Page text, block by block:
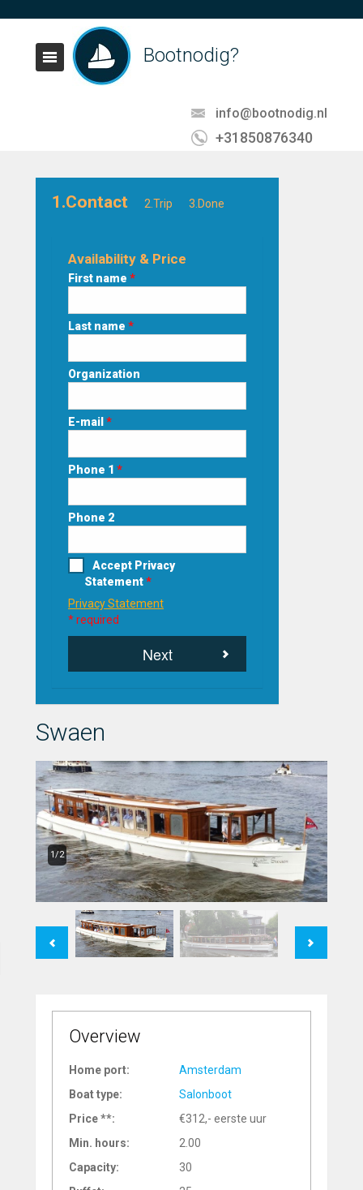
Bootnodig?
info@bootnodig.nl
+31850876340
1.Contact 2.Trip 3.Done
Availability & Price
First name *
Last name *
Organization
E-mail *
Phone 1 *
Phone 2
Accept Privacy
Statement*
Privacy Statement
* required
Next
Swaen
1/2
Overview
Home port:
Amsterdam
Boat type:
Salonboot
Price **:
€312,- eerste uur
Min. hours:
2.00
Capacity:
30